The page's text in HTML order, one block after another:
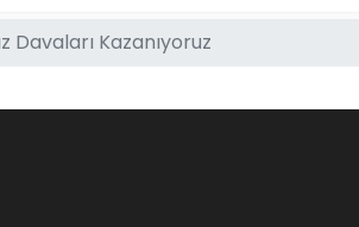
Davaları Kazanıyoruz